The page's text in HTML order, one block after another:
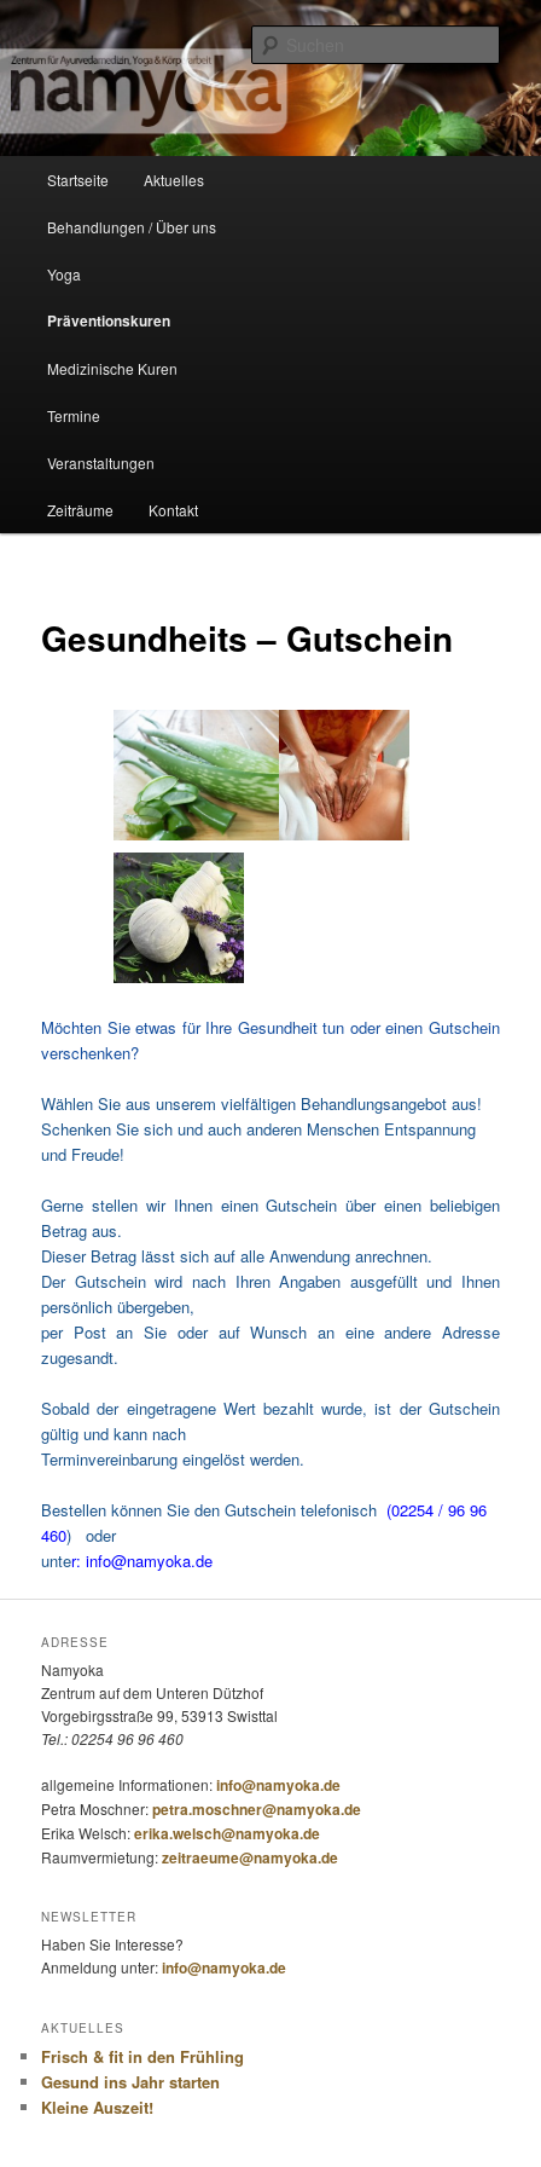
NamYoka
Zentrum auf dem Unteren Dützhof
Zum Inhalt wechseln
Zum sekundären Inhalt wechseln
Startseite Aktuelles
Behandlungen / Über uns
Yoga
Präventionskuren
Medizinische Kuren
Termine
Veranstaltungen
Zeiträume Kontakt
Gesundheits – Gutschein
Möchten Sie etwas für Ihre Gesundheit tun oder einen Gutschein
verschenken?
Wählen Sie aus unserem vielfältigen Behandlungsangebot aus!
Schenken Sie sich und auch anderen Menschen Entspannung
und Freude!
Gerne stellen wir Ihnen einen Gutschein über einen beliebigen
Betrag aus.
Dieser Betrag lässt sich auf alle Anwendung anrechnen.
Der Gutschein wird nach Ihren Angaben ausgefüllt und Ihnen
persönlich übergeben,
per Post an Sie oder auf Wunsch an eine andere Adresse
zugesandt.
Sobald der eingetragene Wert bezahlt wurde, ist der Gutschein
gültig und kann nach
Terminvereinbarung eingelöst werden.
Bestellen können Sie den Gutschein telefonisch (02254 / 96 96
460) oder
unter:info@namyoka.de
ADRESSE
Namyoka
Zentrum auf dem Unteren Dützhof
Vorgebirgsstraße 99, 53913 Swisttal
Tel.: 02254 96 96 460
allgemeine Informationen:info@namyoka.de
Petra Moschner:petra.moschner@namyoka.de
Erika Welsch:erika.welsch@namyoka.de
Raumvermietung:zeitraeume@namyoka.de
NEWSLETTER
Haben Sie Interesse?
Anmeldung unter:info@namyoka.de
AKTUELLES
Frisch & fit in den Frühling
Gesund ins Jahr starten
Kleine Auszeit!